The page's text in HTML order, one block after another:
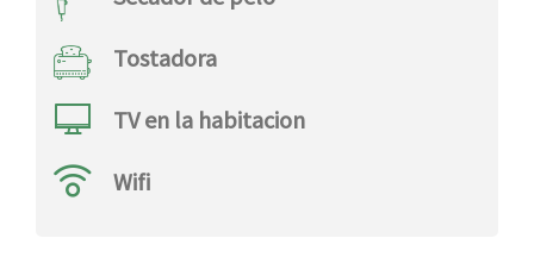
Tostadora
TV en la habitacion
Wifi